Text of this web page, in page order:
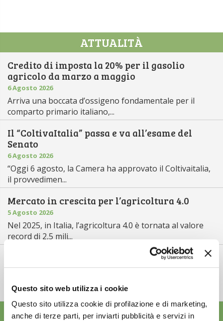
Questo sito web utilizza i cookie
Questo sito utilizza cookie di profilazione e di marketing,
anche di terze parti, per inviarti pubblicità e servizi in
ATTUALITÀ
Credito di imposta la 20% per il gasolio
agricolo da marzo a maggio
6 Agosto 2026
Arriva una boccata d’ossigeno fondamentale per il
comparto primario italiano,...
Il “ColtivaItalia” passa e va all’esame del
Senato
6 Agosto 2026
“Oggi 6 agosto, la Camera ha approvato il Coltivaitalia,
il provvedimen...
Mercato in crescita per l’agricoltura 4.0
5 Agosto 2026
Nel 2025, in Italia, l’agricoltura 4.0 è tornata al valore
record di 2,5 mili...
Saldi Pac: ogni anno entro fine gennaio
3 Agosto 2026
tempistica predefinita e r...
ALTRE NEWS